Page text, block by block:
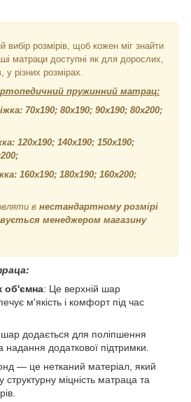
розмірів, щоб кожен міг знайти
матраци доступні як для дорослих,
у різних розмірах.
пружинний матрац:
70х190; 80х190; 90х190; 80х200;
120х190; 140х190; 150х190;
160х190; 180х190; 160х200;
в нестандартному розмірі
менеджером магазину
об'ємна: Це верхній шар
м'якість і комфорт під час
додається для поліпшення
надання додаткової підтримки.
— це нетканий матеріал, який
структурну міцність матраца та